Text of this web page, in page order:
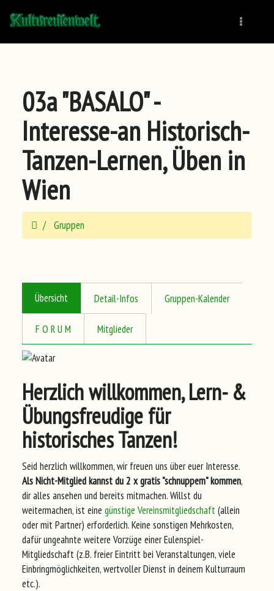
03a "BASALO" -
Interesse-an Historisch-
Tanzen-Lernen, Üben in
Wien
Gruppen
Übersicht Detail-Infos Gruppen-Kalender
F O R U M Mitglieder
Herzlich willkommen, Lern- &
Übungsfreudige für
historisches Tanzen!
Seid herzlich willkommen, wir freuen uns über euer Interesse.
Als Nicht-Mitglied kannst du 2 x gratis "schnuppern" kommen,
dir alles ansehen und bereits mitmachen. Willst du
weitermachen, ist eine günstige Vereinsmitgliedschaft(allein
oder mit Partner) erforderlich. Keine sonstigen Mehrkosten,
dafür ungeahnte weitere Vorzüge einer Eulenspiel-
Mitgliedschaft (z.B. freier Eintritt bei Veranstaltungen, viele
Einbringmöglichkeiten, wertvoller Dienst in deinem Kulturraum
etc.).